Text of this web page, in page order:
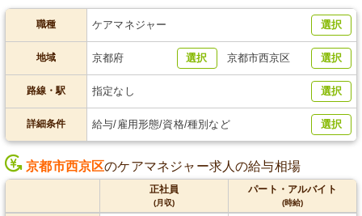
職種 ケアマネジャー 選択
地域 京都府 選択 京都市西京区 選択
路線・駅 指定なし 選択
詳細条件 給与/雇用形態/資格/種別など 選択
京都市西京区のケアマネジャー求人の給与相場
正社員
(月収)
パート・アルバイト
(時給)